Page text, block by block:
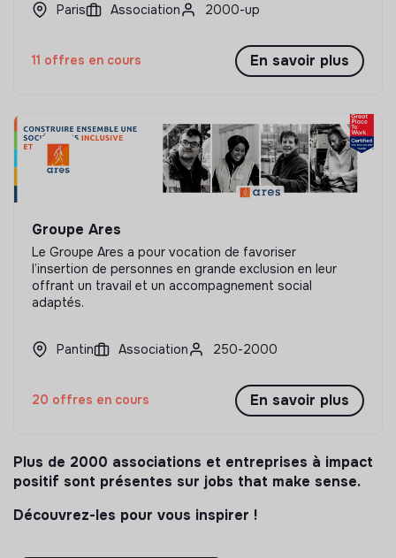
Paris Association 2000-up
11 offres en cours En savoir plus
Groupe Ares
Le Groupe Ares a pour vocation de favoriser
l’insertion de personnes en grande exclusion en leur
offrant un travail et un accompagnement social
adaptés.
Pantin Association 250-2000
20 offres en cours En savoir plus
Plus de 2000 associations et entreprises à impact
positif sont présentes sur jobs that make sense.
Découvrez-les pour vous inspirer !